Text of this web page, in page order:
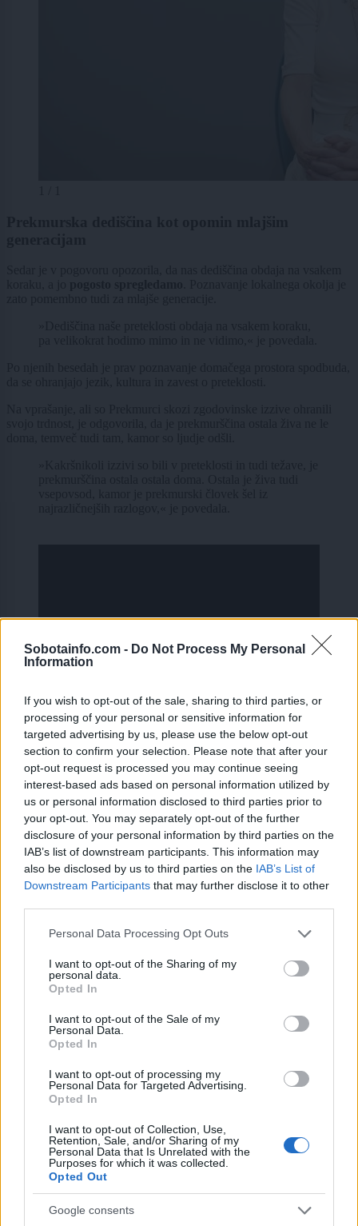
Sobotainfo.com - Do Not Process My Personal
Information
If you wish to opt-out of the sale, sharing to third parties, or
processing of your personal or sensitive information for
targeted advertising by us, please use the below opt-out
section to confirm your selection. Please note that after your
opt-out request is processed you may continue seeing
interest-based ads based on personal information utilized by
us or personal information disclosed to third parties prior to
your opt-out. You may separately opt-out of the further
disclosure of your personal information by third parties on the
IAB’s list of downstream participants. This information may
also be disclosed by us to third parties on the IAB’s List of
Downstream Participants that may further disclose it to other
Please note that this website/app uses one or more Google
not limited to your visit or usage behaviour. You may click to
grant or deny consent to Google and its third-party tags to
use your data for below specified purposes in below Google
consent section.
Personal Data Processing Opt Outs
I want to opt-out of the Sharing of my
personal data.
Opted In
I want to opt-out of the Sale of my
Personal Data.
Opted In
I want to opt-out of processing my
Personal Data for Targeted Advertising.
Opted In
I want to opt-out of Collection, Use,
Retention, Sale, and/or Sharing of my
Personal Data that Is Unrelated with the
Purposes for which it was collected.
Opted Out
Google consents
O oddaji Med nama …
Oddaja Med nama je na programu televizije IDEAvsako sredo, ob
18.30 in 20.15, s ponovitvami ob nedeljah, ob 18.00 in 20.00.
Oddaje so dostopne tudi na YouTubu in Spotifyu.
Sogovornike polegBenjamina Langnerjav oddaji gostijo še
Samanta Gomboc
Miša Zečević in Uroš Maučec
Preberite še